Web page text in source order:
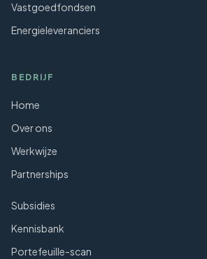
Vastgoedfondsen
Energieleveranciers
BEDRIJF
Home
Over ons
Werkwijze
Partnerships
Subsidies
Kennisbank
Portefeuille-scan